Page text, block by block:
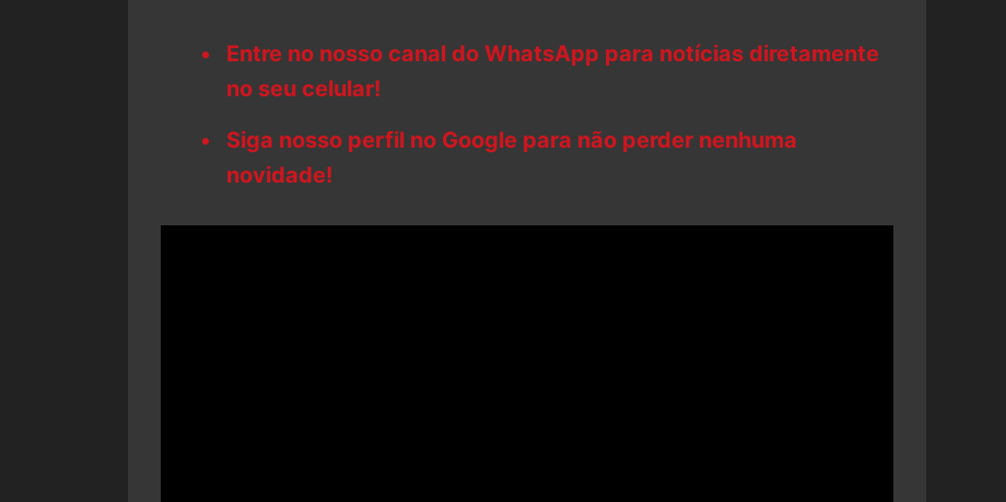
Entre no nosso canal do WhatsApp para notícias diretamente
no seu celular!
Siga nosso perfil no Google para não perder nenhuma
novidade!